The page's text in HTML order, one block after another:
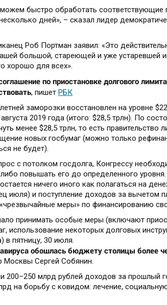
быстро обработать соответствующие
дней», – сказал лидер
Роб Портман заявил: «Это
большой, стареющей и уже устаревшей
хорошо для всех».
по приостановке долгового
, пишет РБК
заморозки восстановлен на уровне
2019 года (итого: $28,5 трлн). По
менее $28,5 трлн, то есть
новых госбумаг (можно только
не будет).
с потолком госдолга, Конгрессу
повышать его до определенного
ничего иного как полагаться на
июля) и поступление доходов за вычетом
меры» по финансированию
принимать особые меры (включают
использование некоторых долговых
в пятницу, 30 июля.
обошлась бюджету столицы более
Москвы Сергей Собянин.
200–250 млрд рублей доходов за прошлый
на борьбу с ковидом: лечение,